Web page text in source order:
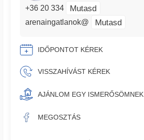
+36 20 334 Mutasd
arenaingatlanok@ Mutasd
IDŐPONTOT KÉREK
VISSZAHÍVÁST KÉREK
AJÁNLOM EGY ISMERŐSÖMNEK
MEGOSZTÁS